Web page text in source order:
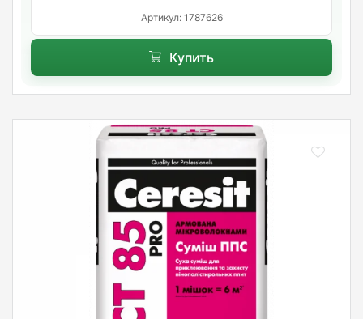
Артикул: 1787626
Купить